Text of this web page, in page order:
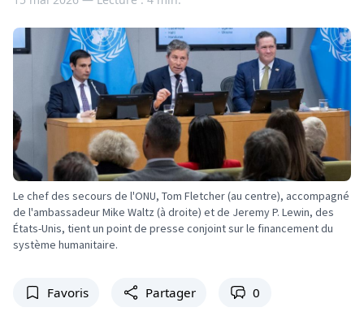
Le chef des secours de l'ONU, Tom Fletcher (au centre), accompagné
de l'ambassadeur Mike Waltz (à droite) et de Jeremy P. Lewin, des
États-Unis, tient un point de presse conjoint sur le financement du
système humanitaire.
Favoris Partager 0